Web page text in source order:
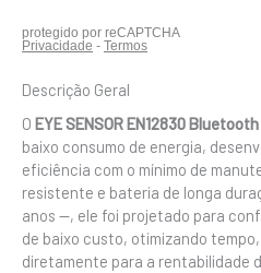
Descrição Geral
O EYE SENSOR EN12830 Bluetooth
baixo consumo de energia,
eficiência com o mínimo de
resistente e bateria de longa
anos —, ele foi projetado para
de baixo custo, otimizando
diretamente para a rentabilidade